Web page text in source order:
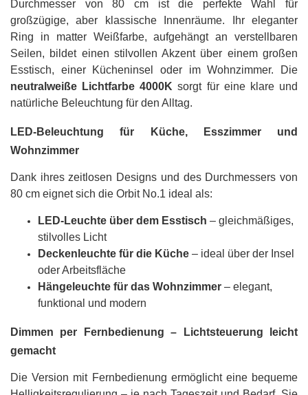
Durchmesser von 80 cm ist die perfekte Wahl für
großzügige, aber klassische Innenräume. Ihr eleganter
Ring in matter Weißfarbe, aufgehängt an verstellbaren
Seilen, bildet einen stilvollen Akzent über einem großen
Esstisch, einer Kücheninsel oder im Wohnzimmer. Die
neutralweiße Lichtfarbe 4000K sorgt für eine klare und
natürliche Beleuchtung für den Alltag.
LED-Beleuchtung für Küche, Esszimmer und
Wohnzimmer
Dank ihres zeitlosen Designs und des Durchmessers von
80 cm eignet sich die Orbit No.1 ideal als:
LED-Leuchte über dem Esstisch – gleichmäßiges,
stilvolles Licht
Deckenleuchte für die Küche – ideal über der Insel
oder Arbeitsfläche
Hängeleuchte für das Wohnzimmer – elegant,
funktional und modern
Dimmen per Fernbedienung – Lichtsteuerung leicht
gemacht
Die Version mit Fernbedienung ermöglicht eine bequeme